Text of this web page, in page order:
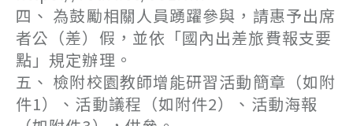
四、 為鼓勵相關人員踴躍參與，請惠予出席
者公（差）假，並依「國內出差旅費報支要
點」規定辦理。
五、 檢附校園教師增能研習活動簡章（如附
件1）、活動議程（如附件2）、活動海報